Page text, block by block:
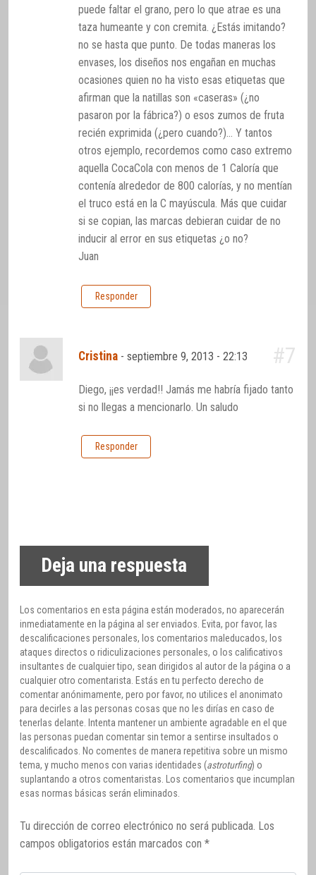
puede faltar el grano, pero lo que atrae es una
taza humeante y con cremita. ¿Estás imitando?
no se hasta que punto. De todas maneras los
envases, los diseños nos engañan en muchas
ocasiones quien no ha visto esas etiquetas que
afirman que la natillas son «caseras» (¿no
pasaron por la fábrica?) o esos zumos de fruta
recién exprimida (¿pero cuando?)… Y tantos
otros ejemplo, recordemos como caso extremo
aquella CocaCola con menos de 1 Caloría que
contenía alrededor de 800 calorías, y no mentían
el truco está en la C mayúscula. Más que cuidar
si se copian, las marcas debieran cuidar de no
inducir al error en sus etiquetas ¿o no?
Juan
Responder
Cristina -septiembre 9, 2013 - 22:13 #7
Diego, ¡¡es verdad!! Jamás me habría fijado tanto
si no llegas a mencionarlo. Un saludo
Responder
Deja una respuesta
Los comentarios en esta página están moderados, no aparecerán
inmediatamente en la página al ser enviados. Evita, por favor, las
descalificaciones personales, los comentarios maleducados, los
ataques directos o ridiculizaciones personales, o los calificativos
insultantes de cualquier tipo, sean dirigidos al autor de la página o a
cualquier otro comentarista. Estás en tu perfecto derecho de
comentar anónimamente, pero por favor, no utilices el anonimato
para decirles a las personas cosas que no les dirías en caso de
tenerlas delante. Intenta mantener un ambiente agradable en el que
las personas puedan comentar sin temor a sentirse insultados o
descalificados. No comentes de manera repetitiva sobre un mismo
tema, y mucho menos con varias identidades (astroturfing) o
suplantando a otros comentaristas. Los comentarios que incumplan
esas normas básicas serán eliminados.
Tu dirección de correo electrónico no será publicada. Los
campos obligatorios están marcados con *